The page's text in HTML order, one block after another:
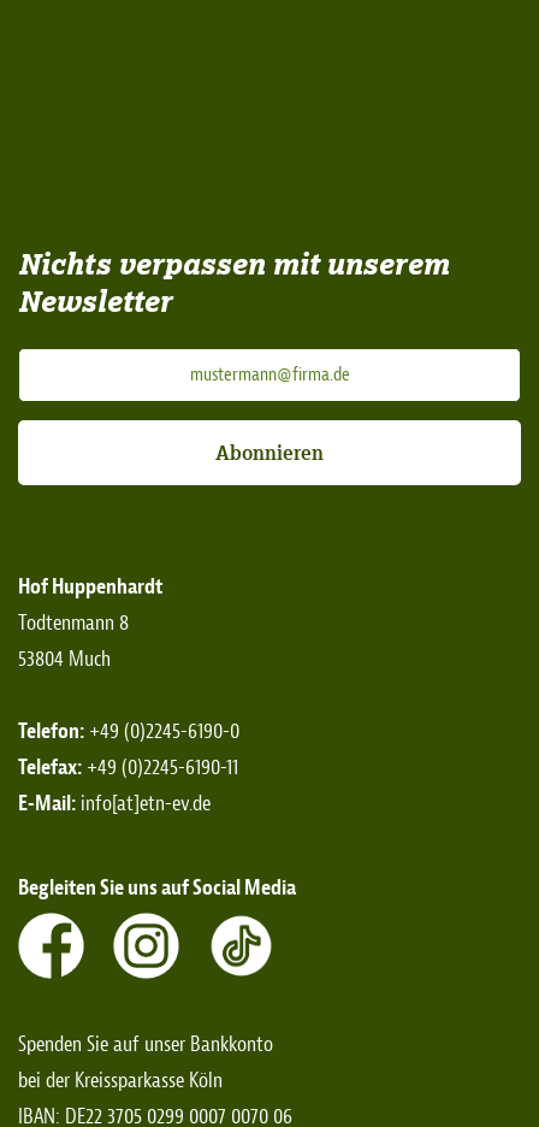
Nichts verpassen mit unserem
Newsletter
Abonnieren
Hof Huppenhardt
Todtenmann 8
53804 Much
Telefon: +49 (0)2245-6190-0
Telefax: +49 (0)2245-6190-11
E-Mail: info[at]etn-ev.de
Begleiten Sie uns auf Social Media
Spenden Sie auf unser Bankkonto
bei der Kreissparkasse Köln
IBAN: DE22 3705 0299 0007 0070 06